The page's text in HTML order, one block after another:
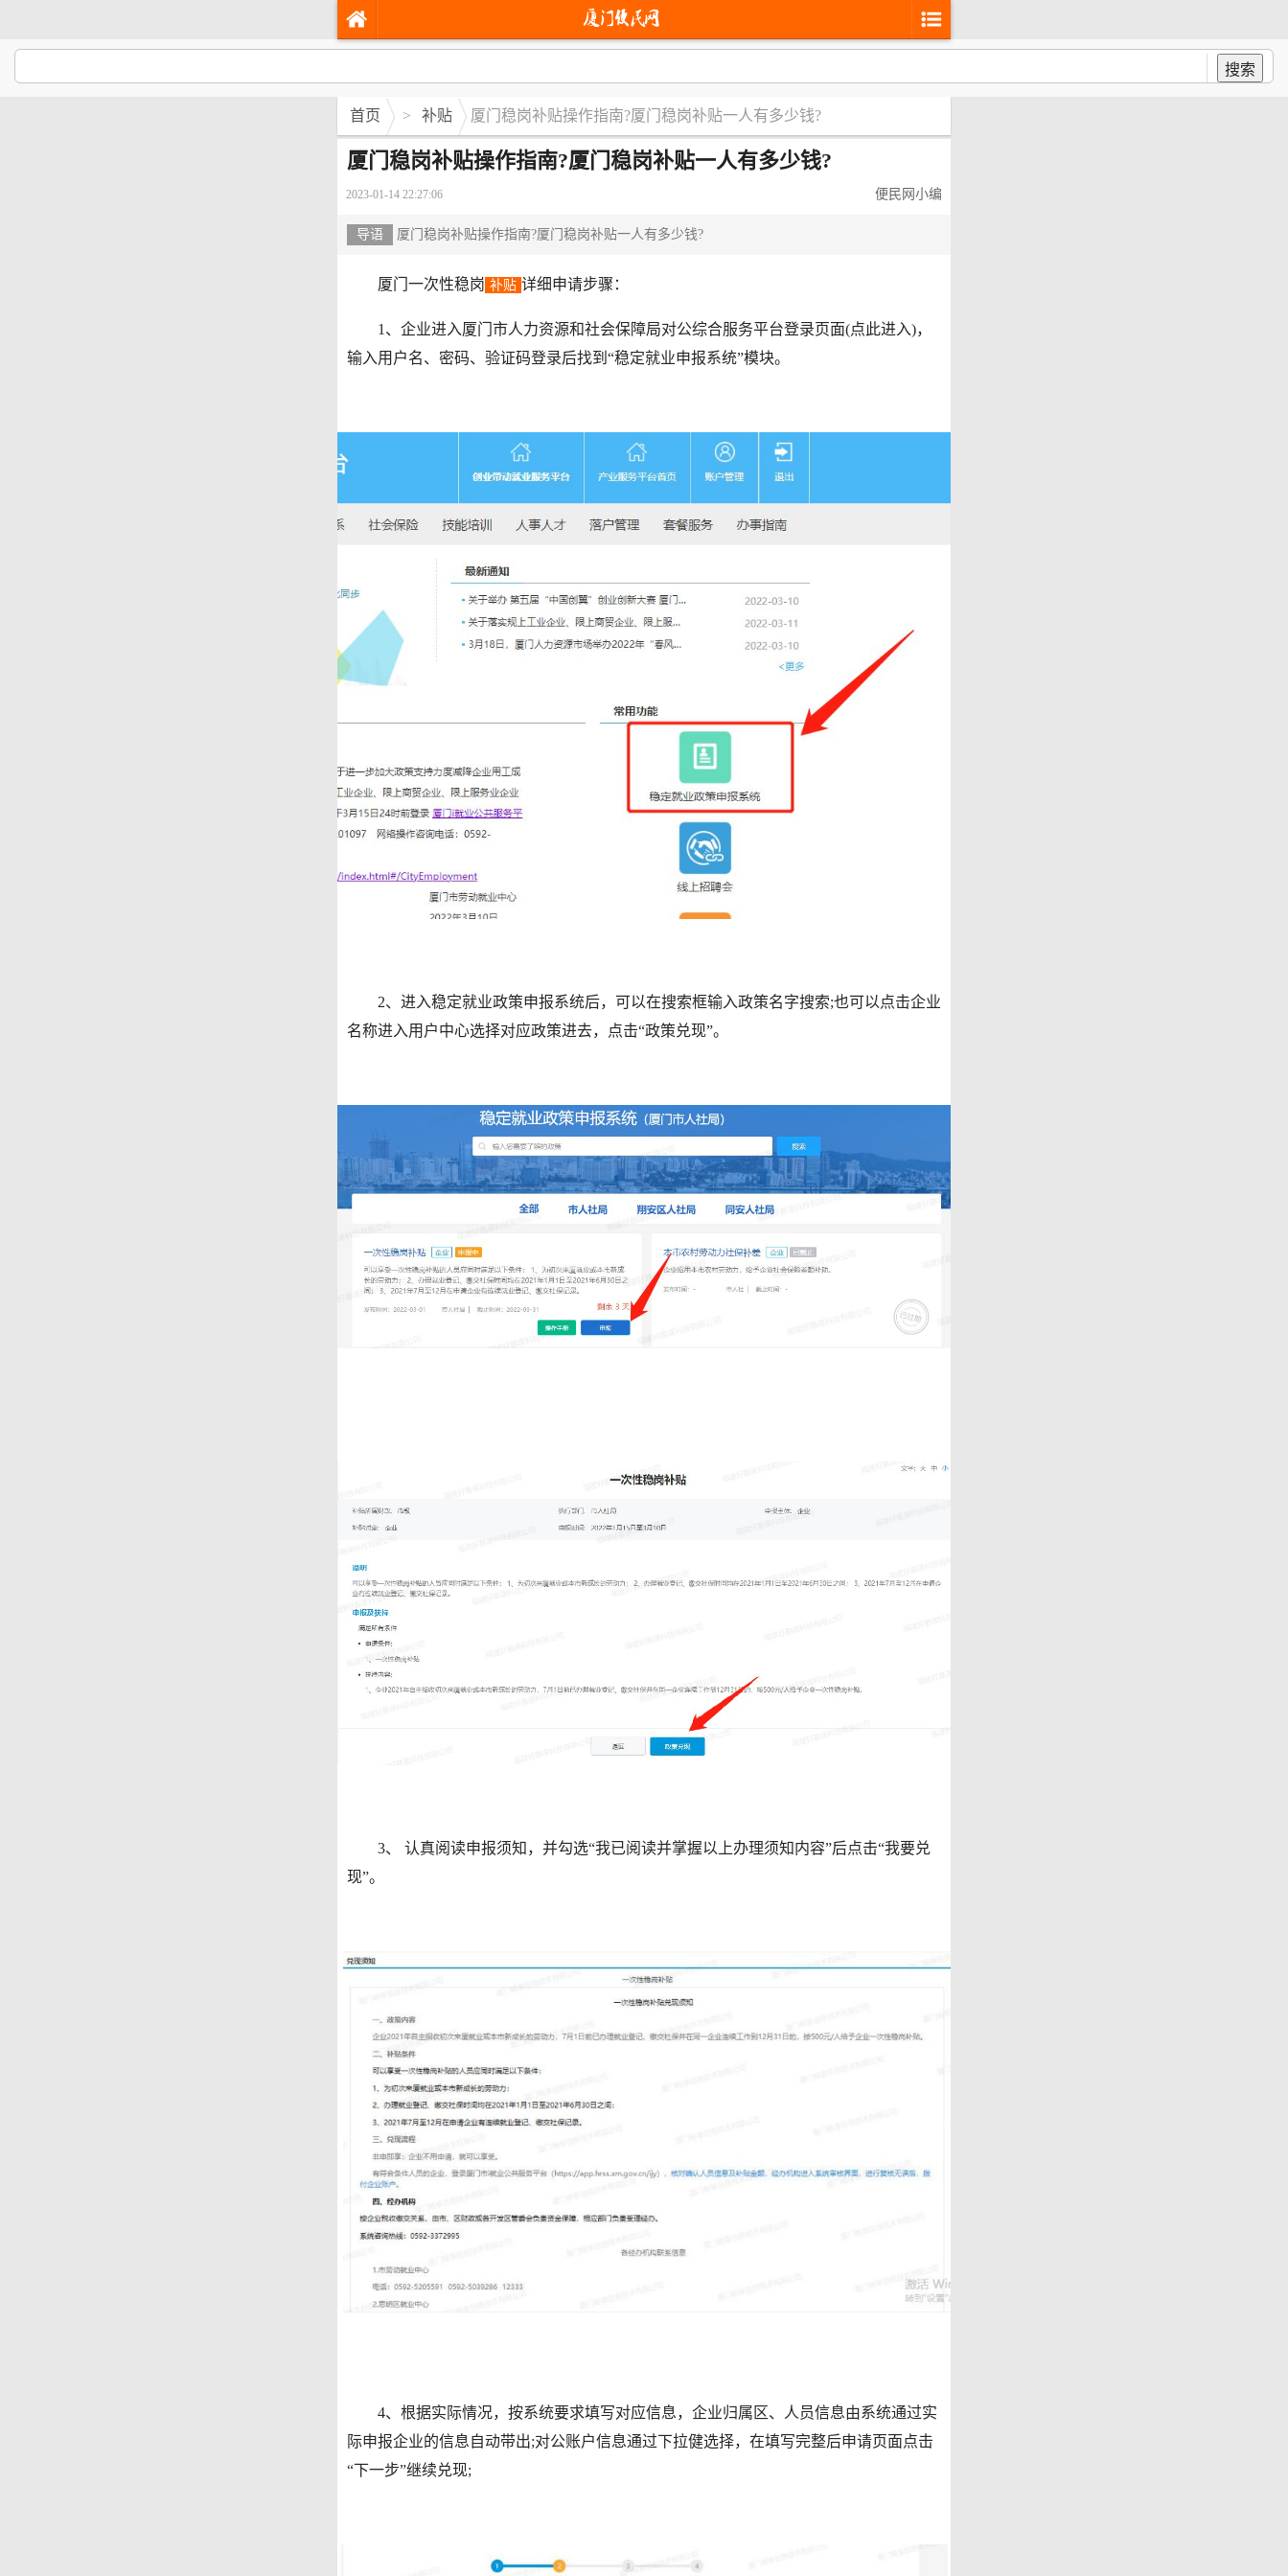
搜索
首页 > 补贴 厦门稳岗补贴操作指南?厦门稳岗补贴一人有多少钱?
厦门稳岗补贴操作指南?厦门稳岗补贴一人有多少钱?
2023-01-14 22:27:06 便民网小编
导语 厦门稳岗补贴操作指南?厦门稳岗补贴一人有多少钱?
厦门一次性稳岗 补贴 详细申请步骤：
1、企业进入厦门市人力资源和社会保障局对公综合服务平台登录页面(点此进入)，
输入用户名、密码、验证码登录后找到“稳定就业申报系统”模块。
2、进入稳定就业政策申报系统后，可以在搜索框输入政策名字搜索;也可以点击企业
名称进入用户中心选择对应政策进去，点击“政策兑现”。
3、 认真阅读申报须知，并勾选“我已阅读并掌握以上办理须知内容”后点击“我要兑
现”。
4、根据实际情况，按系统要求填写对应信息，企业归属区、人员信息由系统通过实
际申报企业的信息自动带出;对公账户信息通过下拉健选择，在填写完整后申请页面点击
“下一步”继续兑现;